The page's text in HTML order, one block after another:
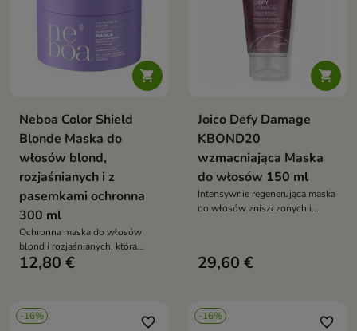

Neboa Color Shield
Blonde Maska do
włosów blond,
rozjaśnianych i z
pasemkami ochronna
300 ml
Ochronna maska do włosów
blond i rozjaśnianych, która
pomaga neutralizować żółte
12,80 €

Joico Defy Damage
KBOND20
wzmacniająca Maska
do włosów 150 ml
Intensywnie regenerująca maska
do włosów zniszczonych i
chronić kolor przed blaknięciem
29,60 €
-16% favorite_border -16% favorite_border